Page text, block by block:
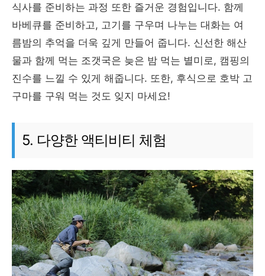
식사를 준비하는 과정 또한 즐거운 경험입니다. 함께
바베큐를 준비하고, 고기를 구우며 나누는 대화는 여
름밤의 추억을 더욱 깊게 만들어 줍니다. 신선한 해산
물과 함께 먹는 조갯국은 늦은 밤 먹는 별미로, 캠핑의
진수를 느낄 수 있게 해줍니다. 또한, 후식으로 호박 고
구마를 구워 먹는 것도 잊지 마세요!
5. 다양한 액티비티 체험